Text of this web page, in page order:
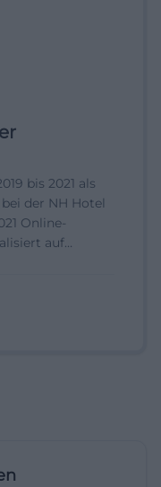
bis 2021 als
der NH Hotel
Online-
auf